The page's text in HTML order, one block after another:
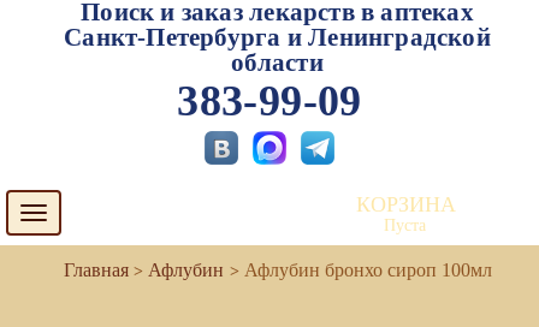
Поиск и заказ лекарств в аптеках
Санкт-Петербурга и Ленинградской
области
383-99-09
Toggle
navigation
КОРЗИНА
Пуста
Афлубин Афлубин бронхо сироп 100мл